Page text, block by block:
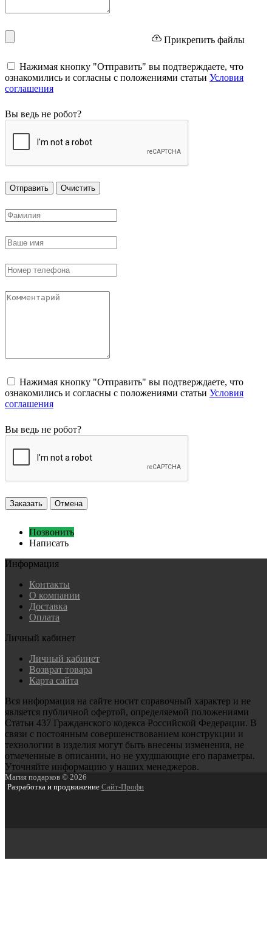
Прикрепить файлы
Нажимая кнопку "Отправить" вы подтверждаете, что
ознакомились и согласны с положениями статьи Условия
соглашения
Вы ведь не робот?
Отправить Очистить
Нажимая кнопку "Отправить" вы подтверждаете, что
ознакомились и согласны с положениями статьи Условия
соглашения
Вы ведь не робот?
Заказать Отмена
Позвонить
Написать
Информация
Контакты
О компании
Доставка
Оплата
Личный кабинет
Личный кабинет
Возврат товара
Карта сайта
Вся информация на сайте носит справочный характер и не
является публичной офертой, определяемой положениями
Статьи 437 Гражданского кодекса Российской Федерации. В
связи с постоянным совершенствованием конструкции и
технологии в изделия могут быть внесены изменения, не
отмеченные в описании, но не ухудшающие его параметры.
Уточняйте информацию у наших менеджеров.
Магия подарков © 2026
Разработка и продвижение Сайт-Профи